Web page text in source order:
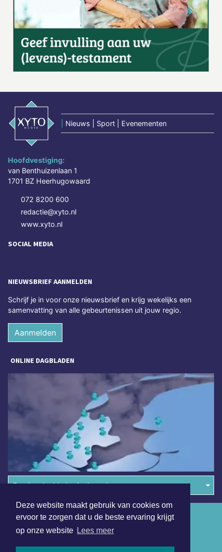
Deze website maakt gebruik van cookies om
ervoor te zorgen dat u de beste ervaring krijgt
op onze website Lees meer
Nieuws | Sport | Evenementen
Hoofdvestiging:
van Benthuizenlaan 1
1701 BZ Heerhugowaard
072 8200 600
redactie@xyto.nl
www.xyto.nl
SOCIAL MEDIA
NIEUWSBRIEF AANMELDEN
Schrijf je in voor onze nieuwsbrief en krijg wekelijks een
samenvatting van alle gebeurtenissen uit jouw regio.
Aanmelden
ONLINE DAGBLADEN
Overige dagbladen in de regio
Algemene voorwaarden
Disclaimer